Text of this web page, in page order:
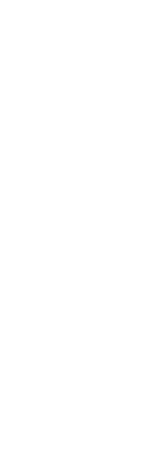
Rycerzy Kolumba